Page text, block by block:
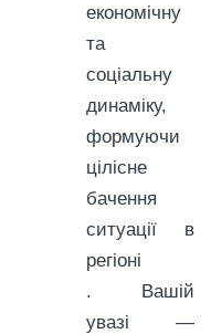
економічну
та
соціальну
динаміку,
формуючи
цілісне
бачення
ситуації в
регіоні
. Вашій
увазі —